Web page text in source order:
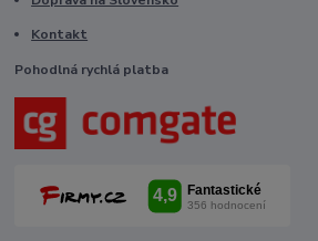
Kontakt
Pohodlná rychlá platba